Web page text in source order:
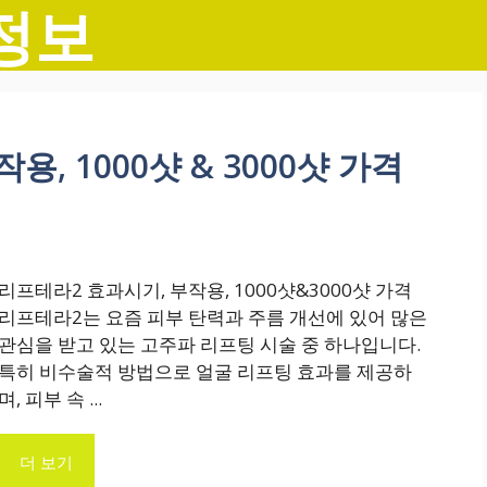
보
용, 1000샷 & 3000샷 가격
프테라2 효과시기, 부작용, 1000샷&3000샷 가격
프테라2는 요즘 피부 탄력과 주름 개선에 있어 많은
심을 받고 있는 고주파 리프팅 시술 중 하나입니다.
히 비수술적 방법으로 얼굴 리프팅 효과를 제공하
, 피부 속 ...
더 보기